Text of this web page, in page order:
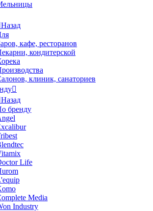
Назад
кафе, ресторанов
кондитерской
клиник, санаториев
Назад
бренду
Life
Media
Industry